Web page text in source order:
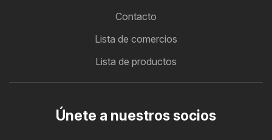
Contacto
Lista de comercios
Lista de productos
Únete a nuestros socios